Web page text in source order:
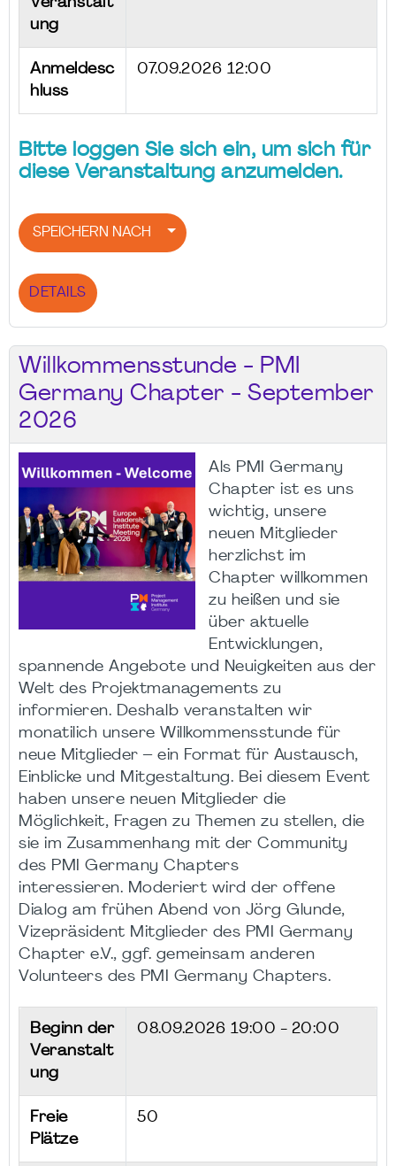
ung
Anmeldesc
hluss
07.09.2026 12:00
Bitte loggen Sie sich ein, um sich für
diese Veranstaltung anzumelden.
SPEICHERN NACH
DETAILS
Willkommensstunde - PMI
Germany Chapter - September
2026
Als PMI Germany
Chapter ist es uns
wichtig, unsere
neuen Mitglieder
herzlichst im
Chapter willkommen
zu heißen und sie
über aktuelle
Entwicklungen,
spannende Angebote und Neuigkeiten aus der
Welt des Projektmanagements zu
informieren. Deshalb veranstalten wir
monatilich unsere Willkommensstunde für
neue Mitglieder – ein Format für Austausch,
Einblicke und Mitgestaltung. Bei diesem Event
haben unsere neuen Mitglieder die
Möglichkeit, Fragen zu Themen zu stellen, die
sie im Zusammenhang mit der Community
des PMI Germany Chapters
interessieren. Moderiert wird der offene
Dialog am frühen Abend von Jörg Glunde,
Vizepräsident Mitglieder des PMI Germany
Chapter e.V., ggf. gemeinsam anderen
Volunteers des PMI Germany Chapters.
Beginn der
Veranstalt
ung
08.09.2026 19:00 - 20:00
Freie
Plätze
50